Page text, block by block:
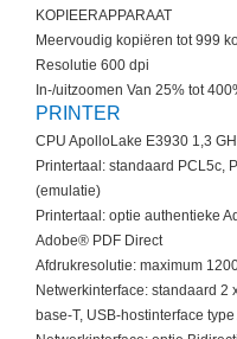
KOPIEERAPPARAAT
Meervoudig kopiëren tot 999
Resolutie 600 dpi
In-/uitzoomen Van 25% tot
PRINTER
CPU ApolloLake E3930 1,3
Printertaal: standaard PCL5c,
(emulatie)
Printertaal: optie authentieke
Adobe® PDF Direct
Afdrukresolutie: maximum
Netwerkinterface: standaard 2
base-T, USB-hostinterface